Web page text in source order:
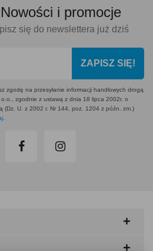
Nowości i promocje
się do newslettera już dziś
ZAPISZ SIĘ!
zgodę na przesyłanie informacji handlowych drogą
zgodnie z ustawą z dnia 18 lipca 2002r. o
(Dz. U. z 2002 r. Nr 144, poz. 1204 z późn. zm.)